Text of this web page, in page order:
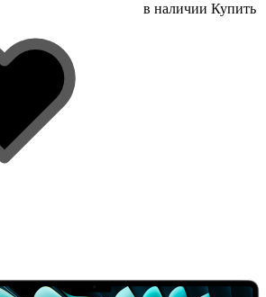
в наличии Купить